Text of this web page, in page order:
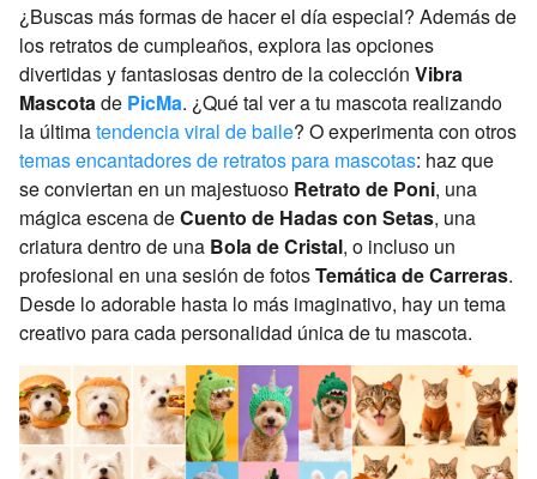
¿Buscas más formas de hacer el día especial? Además de
los retratos de cumpleaños, explora las opciones
divertidas y fantasiosas dentro de la colección Vibra
Mascotade PicMa. ¿Qué tal ver a tu mascota realizando
la últimatendencia viral de baile? O experimenta con otros
temas encantadores de retratos para mascotas: haz que
se conviertan en un majestuoso Retrato de Poni, una
mágica escena deCuento de Hadas con Setas, una
criatura dentro de una Bola de Cristal, o incluso un
profesional en una sesión de fotosTemática de Carreras.
Desde lo adorable hasta lo más imaginativo, hay un tema
creativo para cada personalidad única de tu mascota.